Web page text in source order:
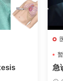
急